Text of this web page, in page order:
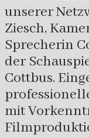
unserer
Ziesch,
Sprecherin
der
Cottbus.
mit